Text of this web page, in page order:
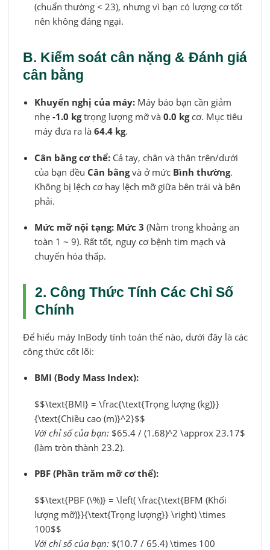
(chuẩn thường < 23), nhưng vì bạn có lượng cơ tốt
nên không đáng ngại.
B. Kiểm soát cân nặng & Đánh giá
cân bằng
Khuyến nghị của máy: Máy báo bạn cần giảm
nhẹ -1.0 kgtrọng lượng mỡ và 0.0 kgcơ. Mục tiêu
máy đưa ra là 64.4 kg.
Cân bằng cơ thể: Cả tay, chân và thân trên/dưới
của bạn đều Cân bằngvà ở mức Bình thường.
Không bị lệch cơ hay lệch mỡ giữa bên trái và bên
phải.
Mức mỡ nội tạng: Mức 3 (Nằm trong khoảng an
toàn 1 ~ 9). Rất tốt, nguy cơ bệnh tim mạch và
chuyển hóa thấp.
2. Công Thức Tính Các Chỉ Số
Chính
Để hiểu máy InBody tính toán thế nào, dưới đây là các
công thức cốt lõi:
BMI (Body Mass Index):
$$\text{BMI} = \frac{\text{Trọng lượng (kg)}}
{\text{Chiều cao (m)}^2}$$
Với chỉ số của bạn: $65.4 / (1.68)^2 \approx 23.17$
(làm tròn thành 23.2).
PBF (Phần trăm mỡ cơ thể):
$$\text{PBF (\%)} = \left( \frac{\text{BFM (Khối
lượng mỡ)}}{\text{Trọng lượng}} \right) \times
100$$
Với chỉ số của bạn: $(10.7 / 65.4) \times 100